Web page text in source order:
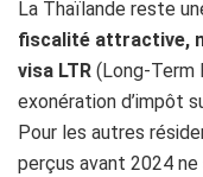
La Thaïlande reste
fiscalité attractive,
visa LTR (Long-Term
exonération d’impôt
Pour les autres
perçus avant 2024